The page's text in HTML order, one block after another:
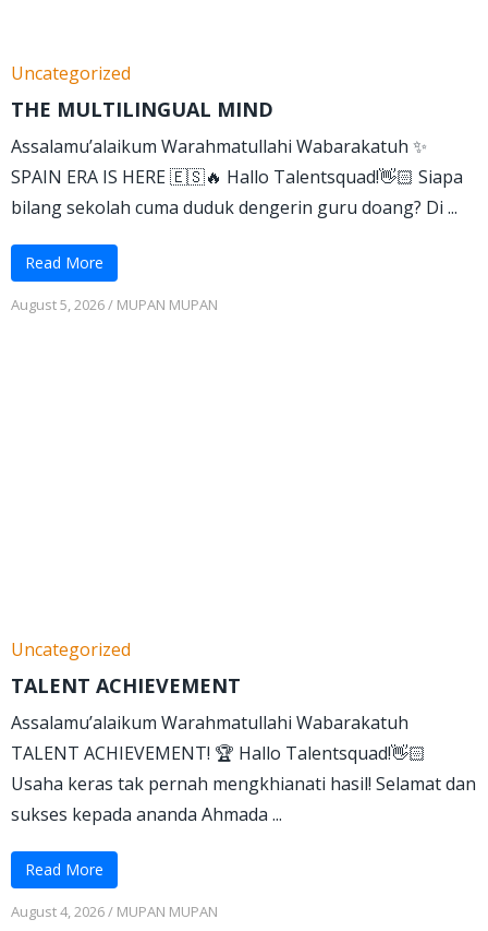
Uncategorized
THE MULTILINGUAL MIND
Assalamu’alaikum Warahmatullahi Wabarakatuh ✨
SPAIN ERA IS HERE 🇪🇸🔥 Hallo Talentsquad!👋🏻 Siapa
bilang sekolah cuma duduk dengerin guru doang? Di ...
Read More
August 5, 2026/ MUPAN MUPAN
Uncategorized
TALENT ACHIEVEMENT
Assalamu’alaikum Warahmatullahi Wabarakatuh
TALENT ACHIEVEMENT! 🏆 Hallo Talentsquad!👋🏻
Usaha keras tak pernah mengkhianati hasil! Selamat dan
sukses kepada ananda Ahmada ...
Read More
August 4, 2026/ MUPAN MUPAN